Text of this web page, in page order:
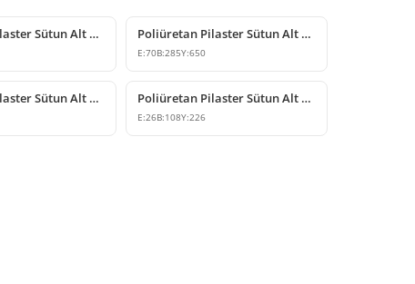
Poliüretan Pilaster Sütun Alt Kaide Modeli Poliüretan Pilaster Sütun Alt Kaide Bloğu
E:70B:285Y:650
Poliüretan Pilaster Sütun Alt Kaide Modeli Poliüretan Pilaster Sütun Alt Kaide Modeli
E:26B:108Y:226